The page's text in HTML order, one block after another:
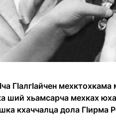
ГIалгIайчен
ший хьамсарча мехках
кхаччалца дола ГIирма